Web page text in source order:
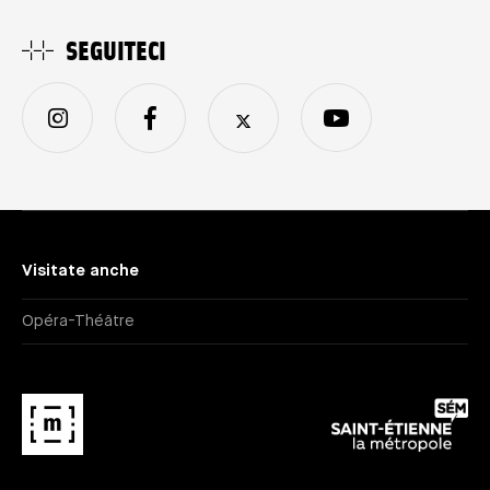
Visitate anche
Opéra-Théâtre
SEGUITECI